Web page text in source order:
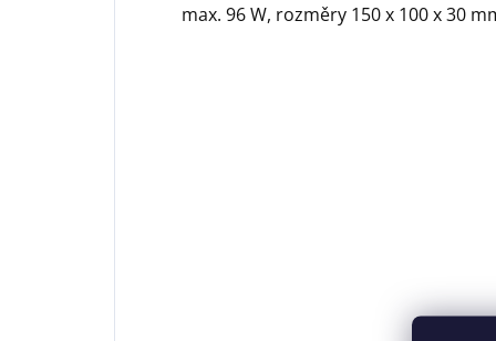
max. 96 W, rozměry 150 x 100 x 30